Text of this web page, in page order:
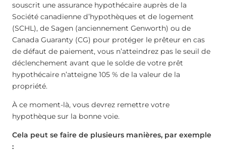
souscrit une assurance hypothécaire auprès de la
Société canadienne d’hypothèques et de logement
(SCHL), de Sagen (anciennement Genworth) ou de
Canada Guaranty (CG) pour protéger le prêteur en cas
de défaut de paiement, vous n’atteindrez pas le seuil de
déclenchement avant que le solde de votre prêt
hypothécaire n’atteigne 105 % de la valeur de la
propriété.
À ce moment-là, vous devrez remettre votre
hypothèque sur la bonne voie.
Cela peut se faire de plusieurs manières, par exemple
: